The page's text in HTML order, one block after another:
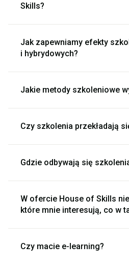
Skills?
Jak zapewniamy efekty
i hybrydowych?
Jakie metody szkoleniowe
Czy szkolenia przekładają
Gdzie odbywają się
W ofercie House of Skills
które mnie interesują, co w
Czy macie e-learning?